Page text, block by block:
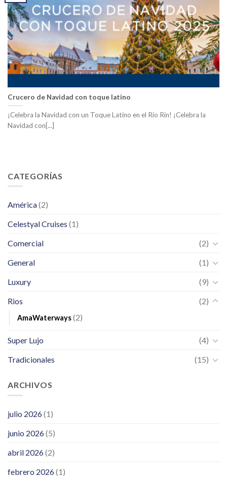
Crucero de Navidad con toque latino
¡Celebra la Navidad con un Toque Latino en el Río Rin! ¡Celebra la
Navidad con[...]
CATEGORÍAS
América(2)
Celestyal Cruises (1)
Comercial
(2)
General
(1)
Luxury
(9)
Rios
(2)
AmaWaterways(2)
Super Lujo
(4)
Tradicionales
(15)
ARCHIVOS
julio 2026(1)
junio 2026(5)
abril 2026(2)
febrero 2026(1)